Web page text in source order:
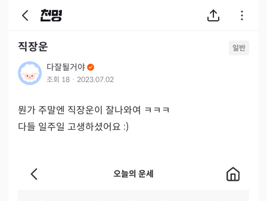
직장운 일반
다잘될거야
조회 18 · 2023.07.02
뭔가 주말엔 직장운이 잘나와여 ㅋㅋㅋ
다들 일주일 고생하셨어요 :)